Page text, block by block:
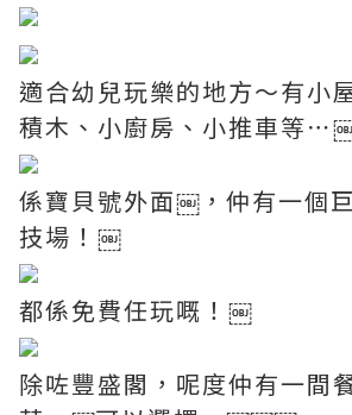
適合幼兒玩樂的地方～有小
積木、小廚房、小推車
係寶貝號外面￼，仲有一個
技場！￼
都係免費任玩嘅！￼
除咗豐盛閣，呢度仲有一間